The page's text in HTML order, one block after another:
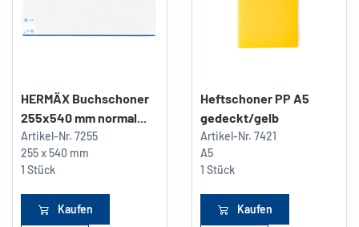
HERMÄX Buchschoner
255x540 mm normal...
Artikel-Nr. 7255
255 x 540 mm
1 Stück
Kaufen
Heftschoner PP A5
gedeckt/gelb
Artikel-Nr. 7421
A5
1 Stück
Kaufen